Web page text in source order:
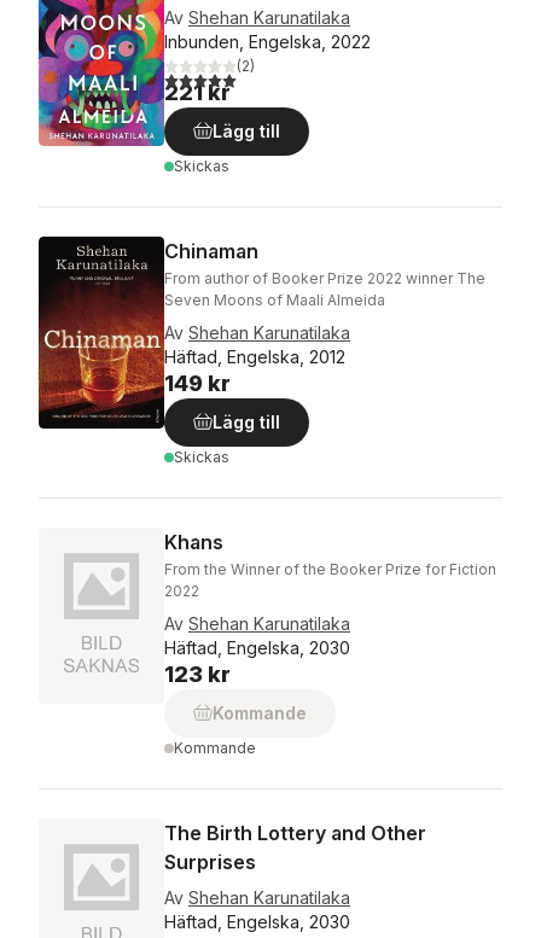
Av Shehan Karunatilaka
Inbunden, Engelska, 2022
5,0utav 5 stjärnor. Totalt antal röster:
(2)
221 kr
Lägg till
Skickas
Chinaman
From author of Booker Prize 2022 winner The
Seven Moons of Maali Almeida
Av Shehan Karunatilaka
Häftad, Engelska, 2012
149 kr
Lägg till
Skickas
Khans
From the Winner of the Booker Prize for Fiction
2022
Av Shehan Karunatilaka
Häftad, Engelska, 2030
123 kr
Kommande
Kommande
The Birth Lottery and Other
Surprises
Av Shehan Karunatilaka
Häftad, Engelska, 2030